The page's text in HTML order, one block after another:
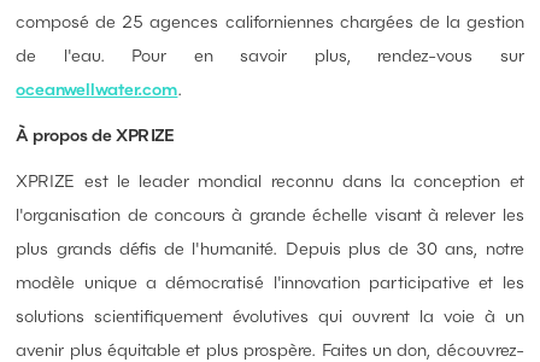
composé de 25 agences californiennes chargées de la gestion
de l'eau. Pour en savoir plus, rendez-vous sur
oceanwellwater.com.
À propos de XPRIZE
XPRIZE est le leader mondial reconnu dans la conception et
l'organisation de concours à grande échelle visant à relever les
plus grands défis de l'humanité. Depuis plus de 30 ans, notre
modèle unique a démocratisé l'innovation participative et les
solutions scientifiquement évolutives qui ouvrent la voie à un
avenir plus équitable et plus prospère. Faites un don, découvrez-